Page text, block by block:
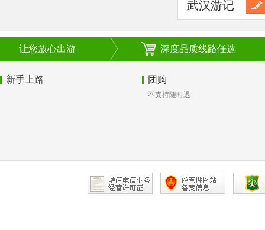
武汉游记
让您放心出游 深度品质线路任选
新手上路 团购
不支持随时退